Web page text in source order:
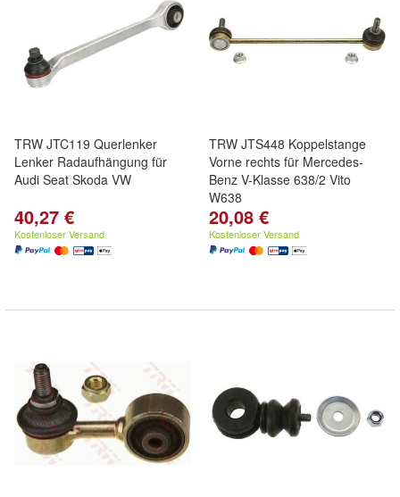
TRW JTC119 Querlenker
Lenker Radaufhängung für
Audi Seat Skoda VW
40,27 €
Kostenloser Versand
TRW JTS448 Koppelstange
Vorne rechts für Mercedes-
Benz V-Klasse 638/2 Vito
W638
20,08 €
Kostenloser Versand